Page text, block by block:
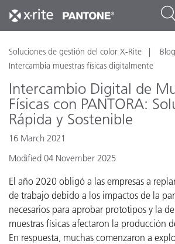
Soluciones de gestión del color X-Rite
Intercambia muestras físicas digitalmente
Intercambio Digital de
Físicas con PANTORA:
Rápida y Sostenible
16 March 2021
Modified 04 November 2025
El año 2020 obligó a las empresas a
de trabajo debido a los impactos de la
necesarios para aprobar prototipos y la
muestras físicas afectaron la producción
En respuesta, muchas comenzaron a